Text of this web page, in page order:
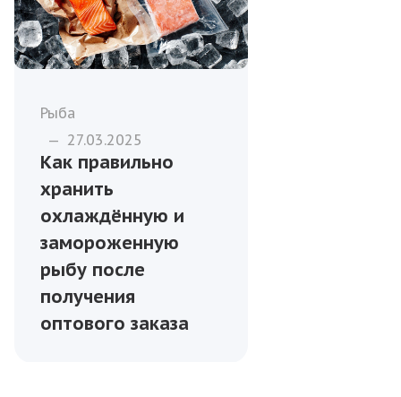
Рыба
— 27.03.2025
Как правильно
хранить
охлаждённую и
замороженную
рыбу после
получения
оптового заказа